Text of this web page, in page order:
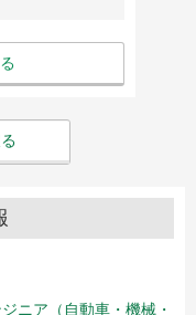
ニア（自動車・機械・